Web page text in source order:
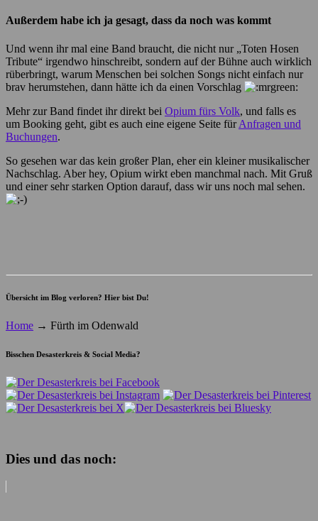
Außerdem habe ich ja gesagt, dass da noch was kommt
Und wenn ihr mal eine Band braucht, die nicht nur „Toten Hosen
Tribute“ irgendwo hinschreibt, sondern auf der Bühne auch wirklich
rüberbringt, warum Menschen bei solchen Songs nicht einfach nur
brav herumstehen, dann hätte ich da einen Vorschlag
Mehr zur Band findet ihr direkt bei Opium fürs Volk, und falls es
um Booking geht, gibt es auch eine eigene Seite fürAnfragen und
Buchungen.
So gesehen war das kein großer Plan, eher ein kleiner musikalischer
Nachschlag. Aber hey, Opium wirkt eben manchmal nach. Mit Gruß
und einer sehr starken Option darauf, dass wir uns noch mal sehen.
Übersicht im Blog verloren? Hier bist Du!
Home → Fürth im Odenwald
Bisschen Desasterkreis & Social Media?
Dies und das noch: